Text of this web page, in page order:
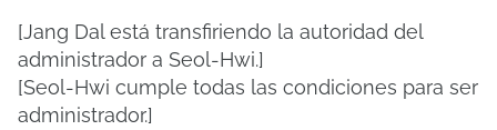
[Jang Dal está transfiriendo la autoridad del
administrador a Seol-Hwi.]
[Seol-Hwi cumple todas las condiciones para ser
administrador.]